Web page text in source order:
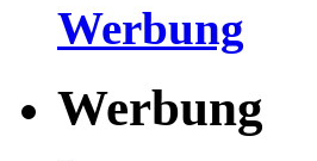
Werbung
Werbung